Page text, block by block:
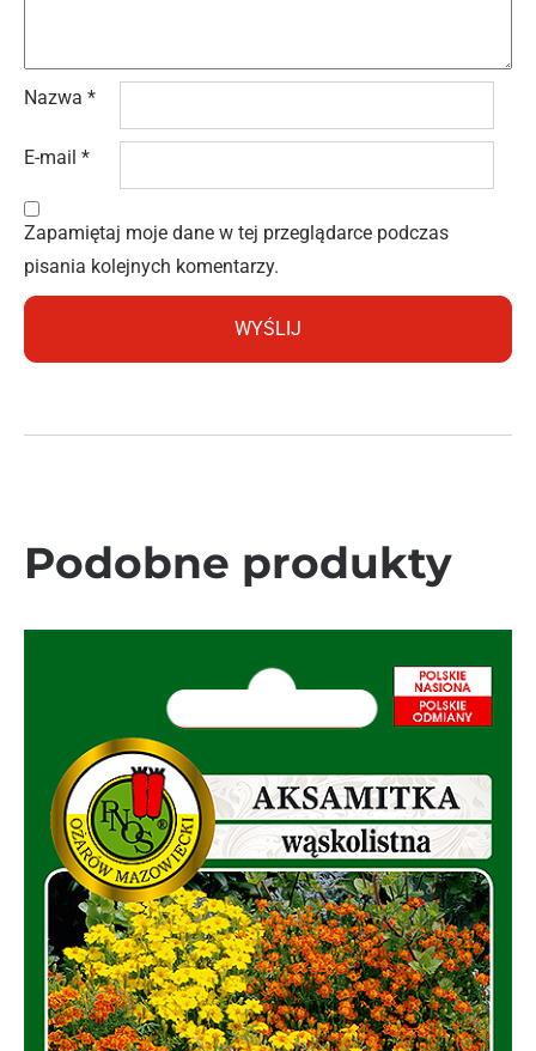
Nazwa *
E-mail *
Zapamiętaj moje dane w tej przeglądarce podczas
pisania kolejnych komentarzy.
Podobne produkty